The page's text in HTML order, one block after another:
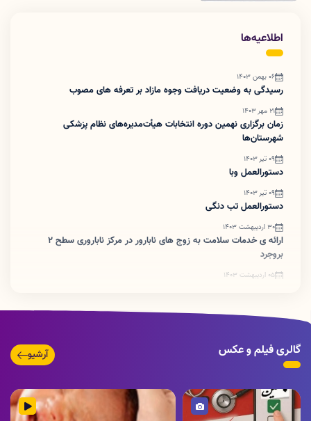
اطلاعیه‌ها
06 بهمن 1403
رسیدگی به وضعیت دریافت وجوه مازاد بر تعرفه های مصوب
21 مهر 1403
زمان برگزاری نهمین دوره انتخابات هیأت‌مدیره‌های نظام پزشکی
شهرستان‌ها
09 تیر 1403
دستورالعمل وبا
09 تیر 1403
دستورالعمل تب دنگی
30 اردیبهشت 1403
ارائه ی خدمات سلامت به زوج های نابارور در مرکز ناباروری سطح ۲
بروجرد
05 اردیبهشت 1403
گالری فیلم و عکس آرشیو